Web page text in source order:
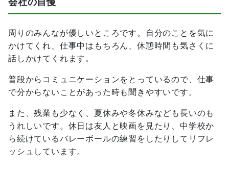
周りのみんなが優しいところです。自分のことを気に
かけてくれ、仕事中はもちろん、休憩時間も気さくに
話しかけてくれます。
普段からコミュニケーションをとっているので、仕事
で分からないことがあった時も聞きやすいです。
また、残業も少なく、夏休みや冬休みなども長いのも
うれしいです。休日は友人と映画を見たり、中学校か
ら続けているバレーボールの練習をしたりしてリフレ
ッシュしています。